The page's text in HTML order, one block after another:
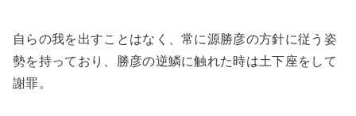
自らの我を出すことはなく、常に源勝彦の方針に従う姿
勢を持っており、勝彦の逆鱗に触れた時は土下座をして
謝罪。